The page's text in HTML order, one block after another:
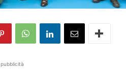
pubblicità